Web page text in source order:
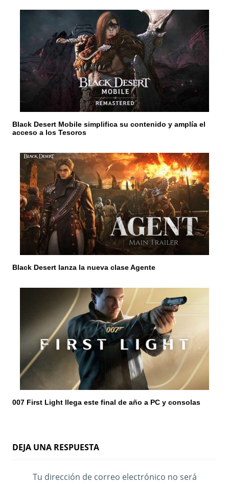
n
a
d
a
s
Black Desert Mobile simplifica su contenido y amplía el
acceso a los Tesoros
Black Desert lanza la nueva clase Agente
007 First Light llega este final de año a PC y consolas
DEJA UNA RESPUESTA
Tu dirección de correo electrónico no será